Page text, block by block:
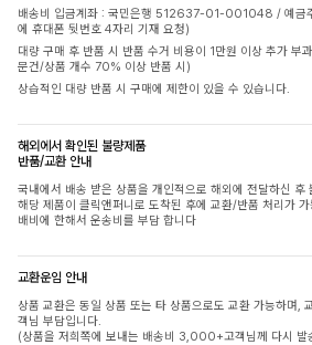
배송비 입금계좌 : 국민은행 512637-01-001048 / 예금
에 휴대폰 뒷번호 4자리 기재 요청)
대량 구매 후 반품 시 반품 수거 비용이 1만원 이상 추가 부
문건/상품 개수 70% 이상 반품 시)
상습적인 대량 반품 시 구매에 제한이 있을 수 있습니다.
해외에서 확인된 불량제품
반품/교환 안내
국내에서 배송 받은 상품을 개인적으로 해외에 전달하신 후
해당 제품이 클릭앤퍼니로 도착된 후에 교환/반품 처리가
배비에 한해서 운송비를 부담 합니다
교환운임 안내
상품 교환은 동일 상품 또는 타 상품으로도 교환 가능하며
객님 부담입니다.
(상품을 저희쪽에 보내는 배송비 3,000+고객님께 다시